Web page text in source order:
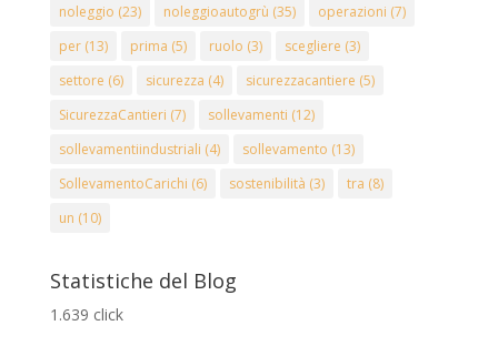
noleggio (23) noleggioautogrù (35) operazioni (7)
per(13) prima (5) ruolo (3) scegliere (3)
settore (6) sicurezza (4) sicurezzacantiere (5)
SicurezzaCantieri (7) sollevamenti (12)
sollevamentiindustriali (4) sollevamento (13)
SollevamentoCarichi (6) sostenibilità (3) tra (8)
un (10)
Statistiche del Blog
1.639 click